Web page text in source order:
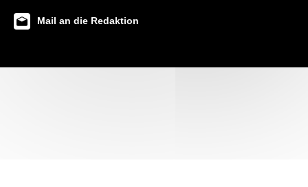
Mail an die Redaktion